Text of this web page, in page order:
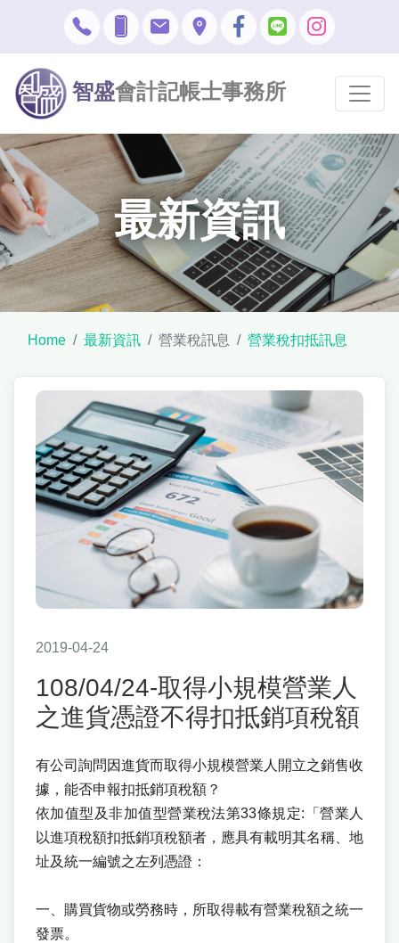
智盛會計記帳士事務所
最新資訊
Home 最新資訊 營業稅訊息 營業稅扣抵訊息
2019-04-24
108/04/24-取得小規模營業人
之進貨憑證不得扣抵銷項稅額
有公司詢問因進貨而取得小規模營業人開立之銷售收
據，能否申報扣抵銷項稅額？
依加值型及非加值型營業稅法第33條規定:「營業人
以進項稅額扣抵銷項稅額者，應具有載明其名稱、地
址及統一編號之左列憑證：
一、購買貨物或勞務時，所取得載有營業稅額之統一
發票。